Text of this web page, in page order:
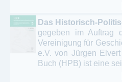
Das Historisch-
gegeben im Auftrag
Vereinigung für
e.V. von Jürgen
Buch (HPB) ist eine